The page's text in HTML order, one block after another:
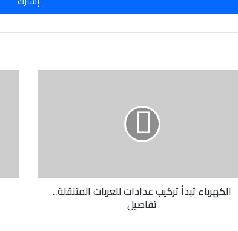
الكهرباء تبدأ تركيب عدادات للعربات المتنقلة..
تفاصيل